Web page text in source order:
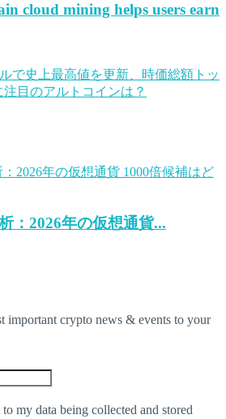
cloud mining helps users earn
：2026年の仮想通貨...
important crypto news & events to your
my data being collected and stored